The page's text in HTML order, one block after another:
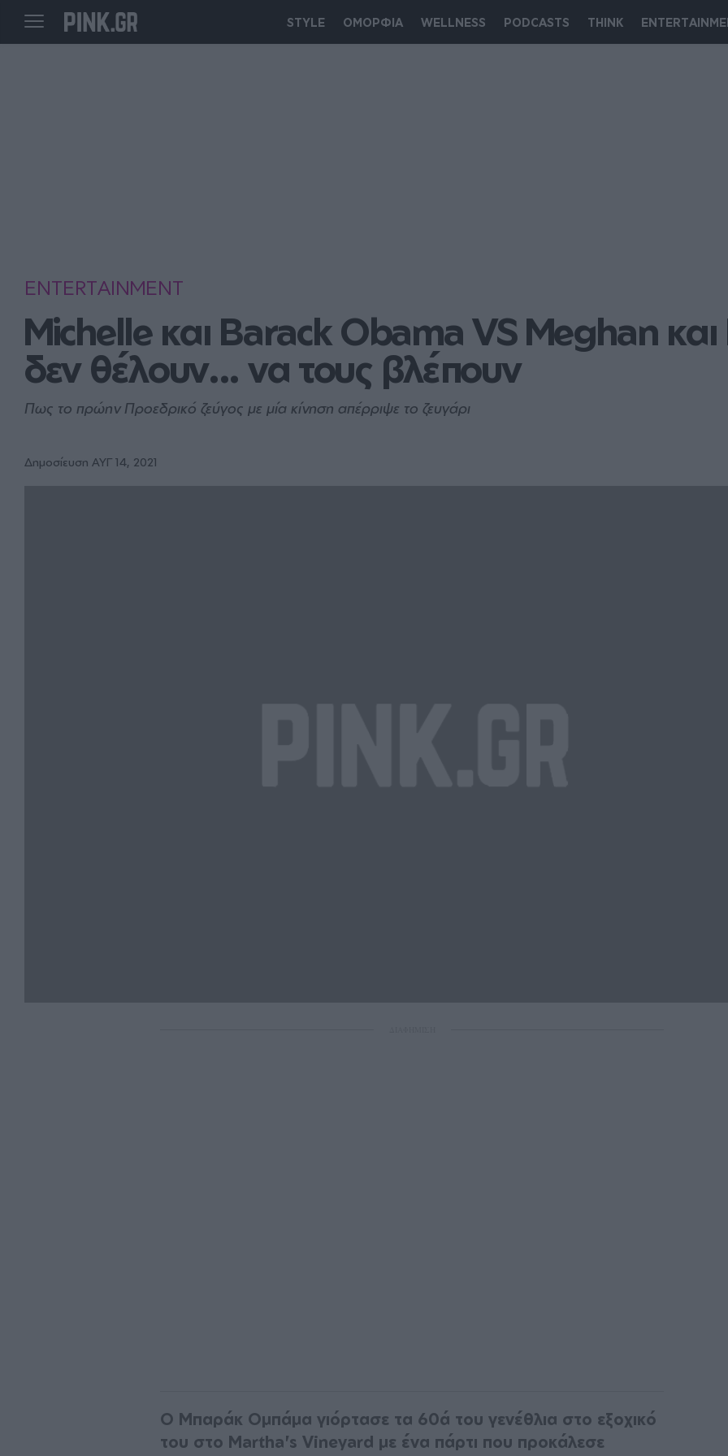
STYLE ΟΜΟΡΦΙΑ WELLNESS PODCASTS THINK
ENTERTAINMENT
Μichelle και Barack Obama VS Meghan και
δεν θέλουν... να τους βλέπουν
Πως το πρώην Προεδρικό ζεύγος με μία κίνηση απέρριψε το ζευγάρι
Δημοσίευση ΑΥΓ 14, 2021
Ο Μπαράκ Ομπάμα γιόρτασε τα 60ά του γενέθλια στο εξοχικό
του στο Martha's Vineyard με ένα πάρτι που προκάλεσε